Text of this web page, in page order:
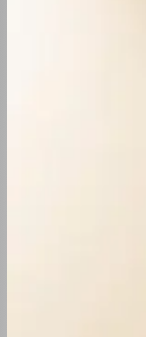
Receba
Assine e receba
Pode Ter Ar